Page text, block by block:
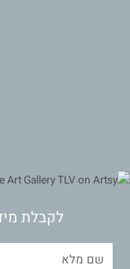
לקבלת